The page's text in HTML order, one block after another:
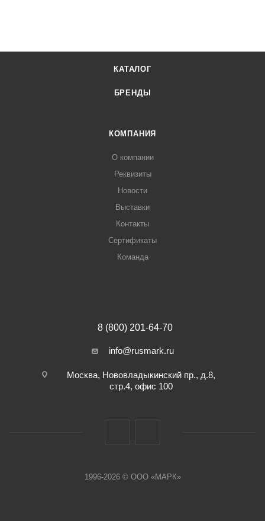
КАТАЛОГ
БРЕНДЫ
КОМПАНИЯ
О компании
Реквизиты
Новости
Выставки
Контакты
Сертификаты
Команда
8 (800) 201-64-70
info@rusmark.ru
Москва, Нововладыкинский пр., д.8,
стр.4, офис 100
1996-2026 © ООО «МАРК»